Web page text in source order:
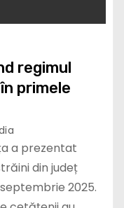
regimul
primele
a prezentat
din județ
2025.